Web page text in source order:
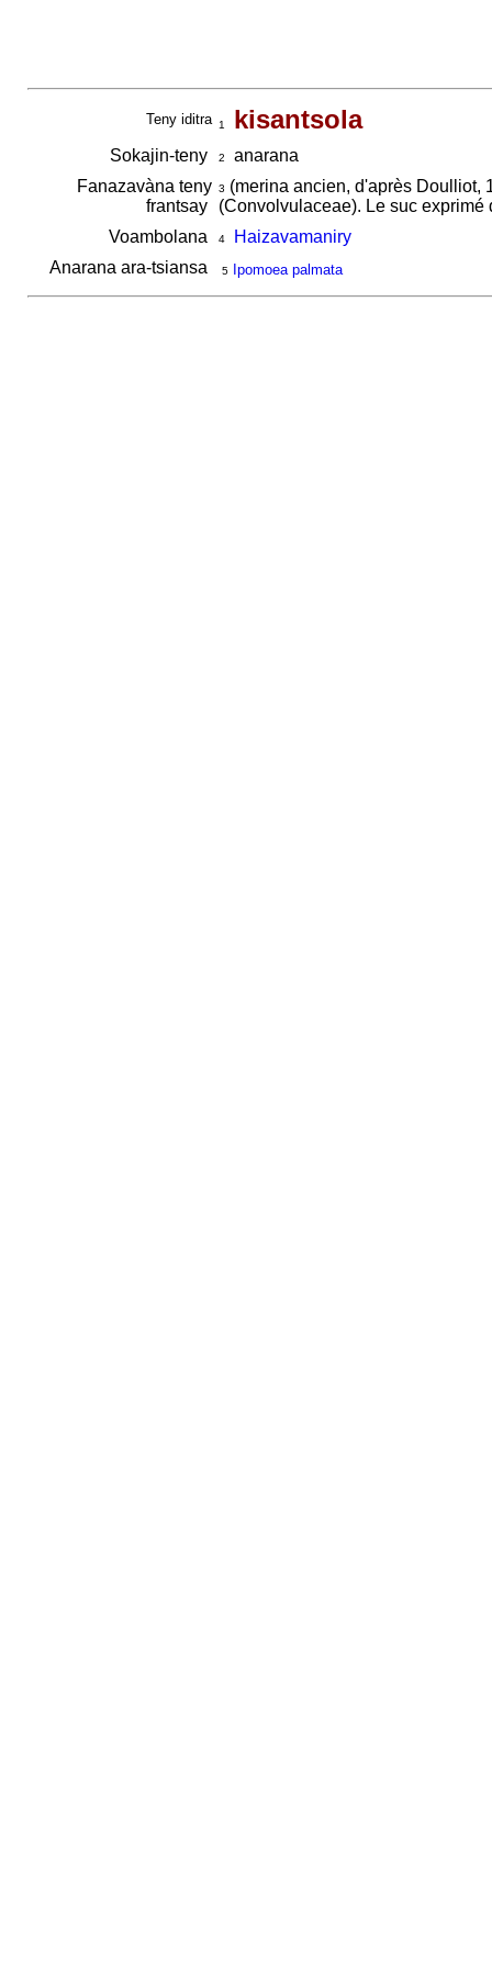
Teny iditra 1 kisantsola
Sokajin-teny 2
anarana
Fanazavàna teny
frantsay
3 (merina ancien, d'après Doulliot,
(Convolvulaceae). Le suc
Voambolana
4
Haizavamaniry
Anarana ara-tsiansa
5 Ipomoea palmata